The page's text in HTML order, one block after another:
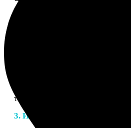
специалисты могут связаться с
телефону или email для
3. ИЗГОТОВЛЕНИЕ